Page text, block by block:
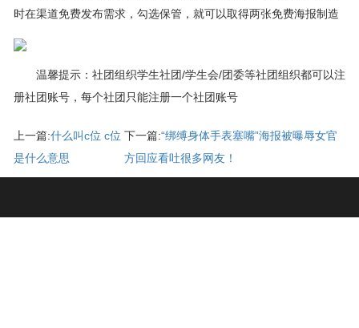
时在渠道免费发布需求，勾选保管，就可以取得两张免费海报制造
温馨提示：社团组织学生社团/学生会/团委等社团组织都可以注
册社团账号，每个社团只能注册一个社团账号
上一篇:什么叫c位 c位
是什么意思
下一篇:“绑缚身体手表塞嘴”海报被曝辱女官
方回应看吐很多网友！